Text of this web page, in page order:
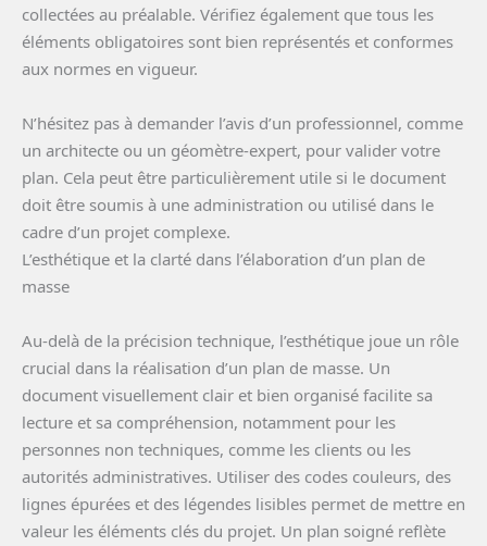
collectées au préalable. Vérifiez également que tous les
éléments obligatoires sont bien représentés et conformes
aux normes en vigueur.
N’hésitez pas à demander l’avis d’un professionnel, comme
un architecte ou un géomètre-expert, pour valider votre
plan. Cela peut être particulièrement utile si le document
doit être soumis à une administration ou utilisé dans le
cadre d’un projet complexe.
L’esthétique et la clarté dans l’élaboration d’un plan de
masse
Au-delà de la précision technique, l’esthétique joue un rôle
crucial dans la réalisation d’un plan de masse. Un
document visuellement clair et bien organisé facilite sa
lecture et sa compréhension, notamment pour les
personnes non techniques, comme les clients ou les
autorités administratives. Utiliser des codes couleurs, des
lignes épurées et des légendes lisibles permet de mettre en
valeur les éléments clés du projet. Un plan soigné reflète